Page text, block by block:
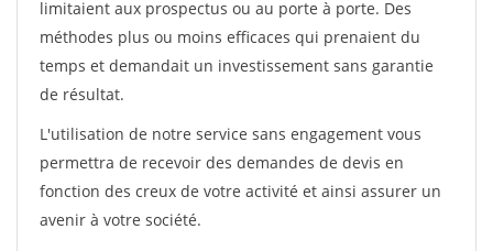
limitaient aux prospectus ou au porte à porte. Des
méthodes plus ou moins efficaces qui prenaient du
temps et demandait un investissement sans garantie
de résultat.
L'utilisation de notre service sans engagement vous
permettra de recevoir des demandes de devis en
fonction des creux de votre activité et ainsi assurer un
avenir à votre société.